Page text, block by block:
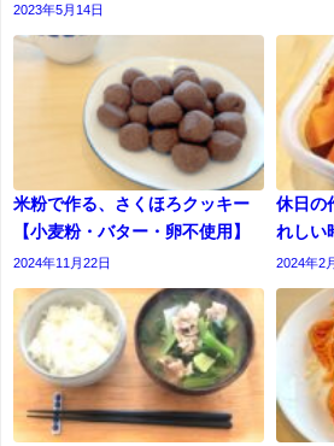
2023年5月14日
米粉で作る、さくほろクッキー
【小麦粉・バター・卵不使用】
2024年11月22日
休日の
れしい
2024年2